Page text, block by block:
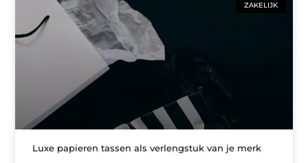
ZAKELIJK
Luxe papieren tassen als verlengstuk van je merk